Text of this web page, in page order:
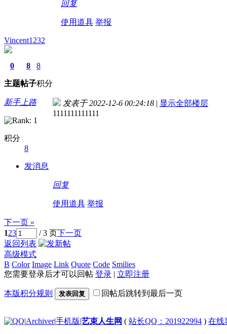
回复
使用道具 举报
Vincent1232
0
主题
8
帖子
8
积分
新手上路
积分
8
发消息
发表于 2022-12-6 00:24:18 | 显示全部楼层
1111111111111
回复
使用道具 举报
下一页 »
123 / 3 页下一页
返回列表
高级模式
B Color Image Link Quote Code Smilies
您需要登录后才可以回帖 登录 | 立即注册
本版积分规则 发表回复 回帖后跳转到最后一页
|Archiver|手机版|艺束人生网 ( 站长QQ：201922994 ) 在线